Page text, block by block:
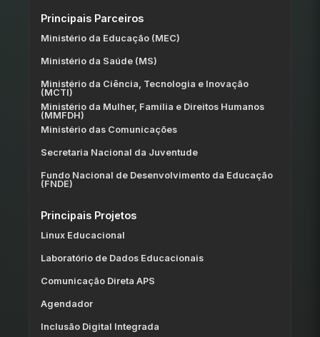
Principais Parceiros
Ministério da Educação (MEC)
Ministério da Saúde (MS)
Ministério da Ciência, Tecnologia e Inovação
(MCTI)
Ministério da Mulher, Família e Direitos Humanos
(MMFDH)
Ministério das Comunicações
Secretaria Nacional da Juventude
Fundo Nacional de Desenvolvimento da Educação
(FNDE)
Principais Projetos
Linux Educacional
Laboratório de Dados Educacionais
Comunicação Direta APS
Agendador
Inclusão Digital Integrada